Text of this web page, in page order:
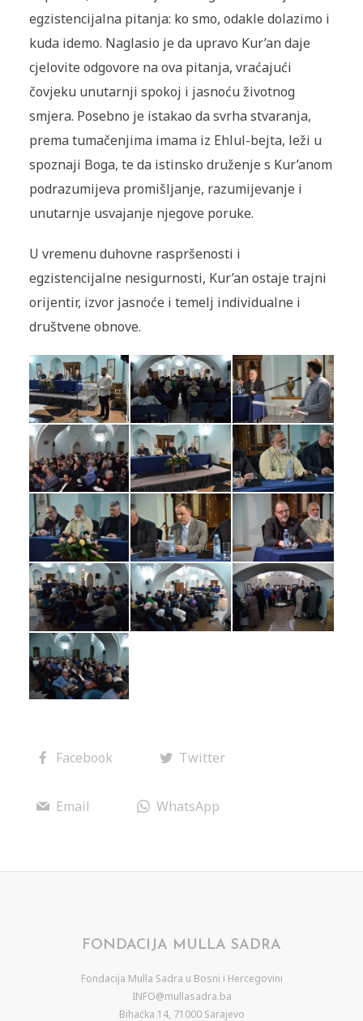
egzistencijalna pitanja: ko smo, odakle dolazimo i
kuda idemo. Naglasio je da upravo Kur’an daje
cjelovite odgovore na ova pitanja, vraćajući
čovjeku unutarnji spokoj i jasnoću životnog
smjera. Posebno je istakao da svrha stvaranja,
prema tumačenjima imama iz Ehlul-bejta, leži u
spoznaji Boga, te da istinsko druženje s Kur’anom
podrazumijeva promišljanje, razumijevanje i
unutarnje usvajanje njegove poruke.
U vremenu duhovne raspršenosti i
egzistencijalne nesigurnosti, Kur’an ostaje trajni
orijentir, izvor jasnoće i temelj individualne i
društvene obnove.
Facebook Twitter
Email WhatsApp
FONDACIJA MULLA SADRA
Fondacija Mulla Sadra u Bosni i Hercegovini
INFO@mullasadra.ba
Bihaćka 14, 71000 Sarajevo